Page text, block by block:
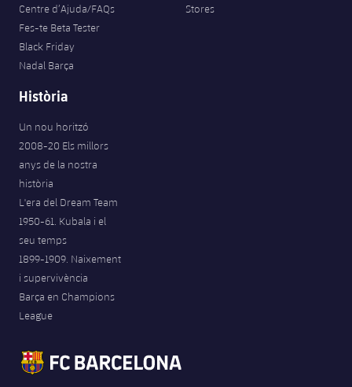
Centre d’Ajuda/FAQs
Fes-te Beta Tester
Black Friday
Nadal Barça
Stores
Història
Un nou horitzó
2008-20 Els millors
anys de la nostra
història
L'era del Dream Team
1950-61. Kubala i el
seu temps
1899-1909. Naixement
i supervivència
Barça en Champions
League